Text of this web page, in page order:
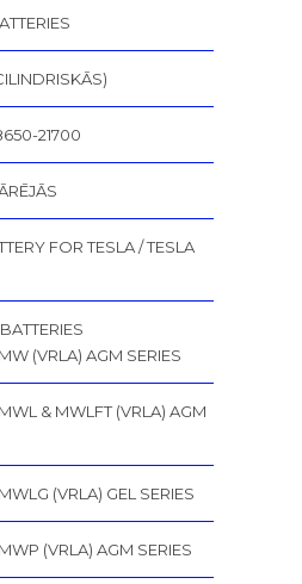
21700
FOR TESLA / TESLA
(VRLA) AGM SERIES
& MWLFT (VRLA) AGM
(VRLA) GEL SERIES
(VRLA) AGM SERIES